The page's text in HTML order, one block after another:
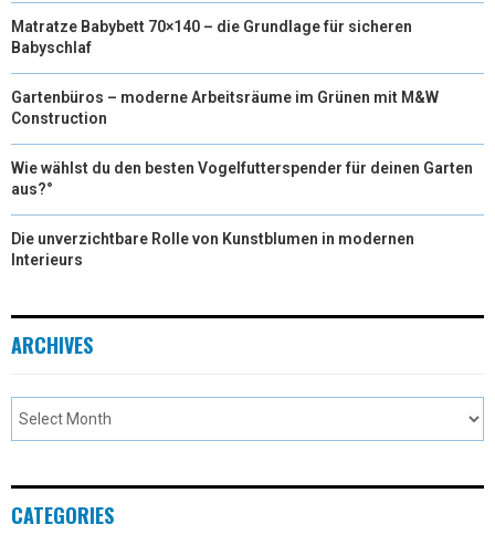
Matratze Babybett 70×140 – die Grundlage für sicheren
Babyschlaf
Gartenbüros – moderne Arbeitsräume im Grünen mit M&W
Construction
Wie wählst du den besten Vogelfutterspender für deinen Garten
aus?°
Die unverzichtbare Rolle von Kunstblumen in modernen
Interieurs
ARCHIVES
CATEGORIES